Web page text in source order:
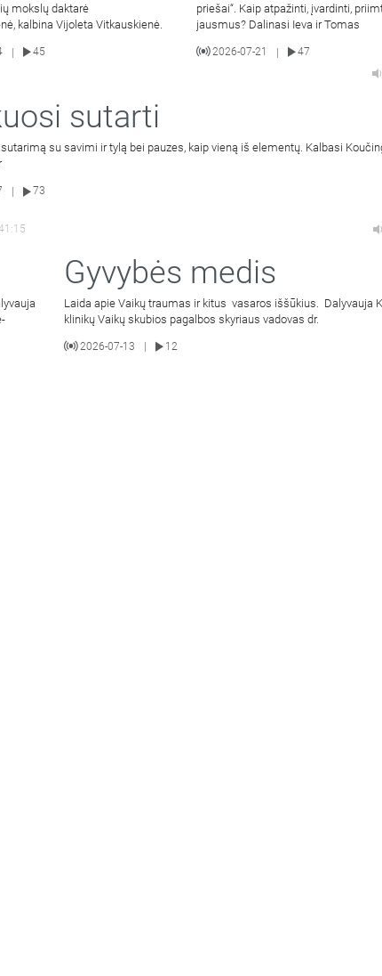
mokslų daktarė
kalbina Vijoleta Vitkauskienė.
| 45
priešai“. Kaip atpažinti, įvardinti,
jausmus? Dalinasi Ieva ir Tomas
2026-07-21 |
47
sutarti
su savimi ir tylą bei pauzes, kaip vieną iš elementų. Kalbasi
73
Gyvybės medis
Laida apie Vaikų traumas ir kitus vasaros iššūkius. Dalyvauja
klinikų Vaikų skubios pagalbos skyriaus vadovas dr.
2026-07-13 12